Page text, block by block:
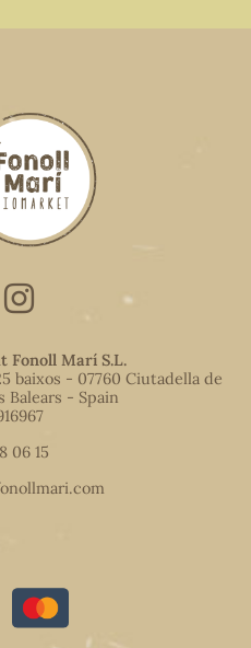
Fonoll Marí S.L.
baixos - 07760 Ciutadella de
Balears - Spain
06 15